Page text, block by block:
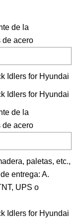
de la
de acero
de la
de acero
paletas, etc.,
entrega: A.
UPS o